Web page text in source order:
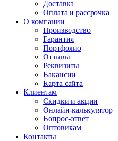
Доставка
Оплата и рассрочка
О компании
Производство
Гарантия
Портфолио
Отзывы
Реквизиты
Вакансии
Карта сайта
Клиентам
Скидки и акции
Онлайн-калькулятор
Вопрос-ответ
Оптовикам
Контакты